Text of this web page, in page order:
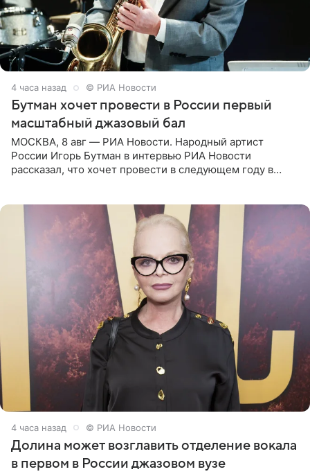
4 часа назад © РИА Новости
Бутман хочет провести в России первый
масштабный джазовый бал
МОСКВА, 8 авг — РИА Новости. Народный артист
России Игорь Бутман в интервью РИА Новости
рассказал, что хочет провести в следующем году в
4 часа назад © РИА Новости
Долина может возглавить отделение вокала
в первом в России джазовом вузе